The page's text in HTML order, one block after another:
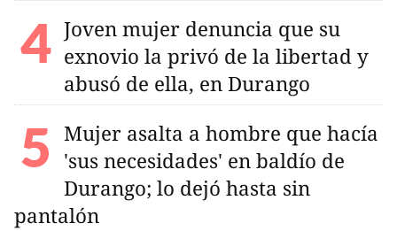
Joven mujer denuncia que su
exnovio la privó de la libertad y
abusó de ella, en Durango
Mujer asalta a hombre que hacía
'sus necesidades' en baldío de
Durango; lo dejó hasta sin
pantalón